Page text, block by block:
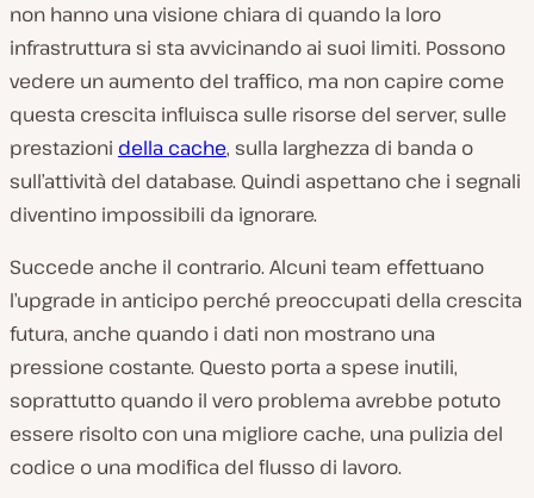
non hanno una visione chiara di quando la loro
infrastruttura si sta avvicinando ai suoi limiti. Possono
vedere un aumento del traffico, ma non capire come
questa crescita influisca sulle risorse del server, sulle
prestazioni della cache, sulla larghezza di banda o
sull’attività del database. Quindi aspettano che i segnali
diventino impossibili da ignorare.
Succede anche il contrario. Alcuni team effettuano
l’upgrade in anticipo perché preoccupati della crescita
futura, anche quando i dati non mostrano una
pressione costante. Questo porta a spese inutili,
soprattutto quando il vero problema avrebbe potuto
essere risolto con una migliore cache, una pulizia del
codice o una modifica del flusso di lavoro.